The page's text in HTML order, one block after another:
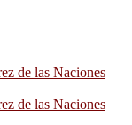
de las Naciones
de las Naciones